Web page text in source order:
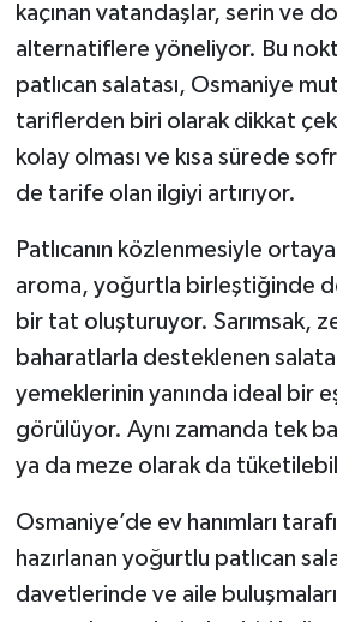
kaçınan vatandaşlar, serin ve
alternatiflere yöneliyor. Bu
patlıcan salatası, Osmaniye
tariflerden biri olarak dikkat
kolay olması ve kısa sürede
de tarife olan ilgiyi artırıyor.
Patlıcanın közlenmesiyle
aroma, yoğurtla birleştiğinde
bir tat oluşturuyor. Sarımsak,
baharatlarla desteklenen
yemeklerinin yanında ideal bir
görülüyor. Aynı zamanda tek
ya da meze olarak da
Osmaniye’de ev hanımları
hazırlanan yoğurtlu patlıcan
davetlerinde ve aile